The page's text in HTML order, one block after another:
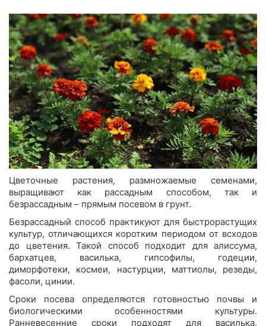
Цветочные растения, размножаемые семенами,
выращивают как рассадным способом, так и
безрассадным – прямым посевом в грунт.
Безрассадный способ практикуют для быстрорастущих
культур, отличающихся коротким периодом от всходов
до цветения. Такой способ подходит для алиссума,
бархатцев, василька, гипсофилы, годеции,
диморфотеки, космеи, настурции, маттиолы, резеды,
фасоли, цинии.
Сроки посева определяются готовностью почвы и
биологическими особенностями культуры.
Ранневесенние сроки подходят для василька,